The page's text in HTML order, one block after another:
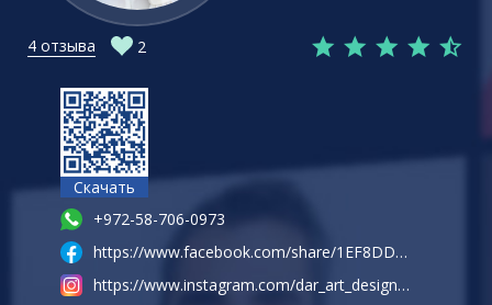
4 отзыва 2
Скачать
+972-58-706-0973
https://www.facebook.com/share/1EF8DD4odL/
https://www.instagram.com/dar_art_design?igsh=cGlvbzN3em14dnNn